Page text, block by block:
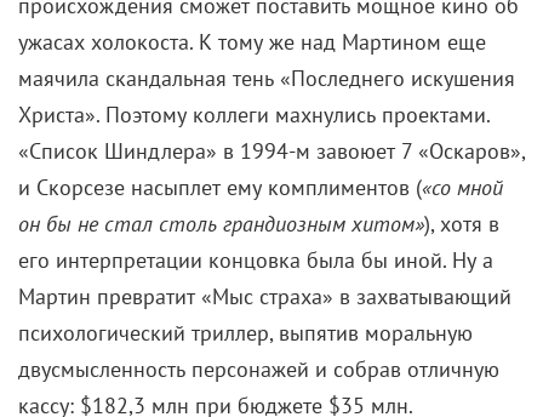
«У этой семьи было много проблем еще до появления
Макса Кэди»
Роджер Эберт, и оно действительно так. Забудьте о
честном джентльмене с лицом Грегори Пека из
олдскульного «Мыса»: в исполнении Ника Нолти
адвокат Сэм Боуден превратился в подожженный
фитиль, человека, мягко говоря, не самого
положительного. И с делом Кэди он в свое время
мухлевал, и служебная интрижка у него
наклевывается, и на дочь он может запросто